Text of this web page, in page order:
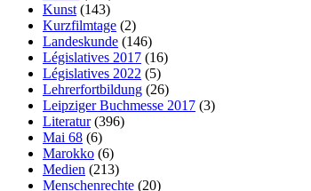
Kunst (143)
Kurzfilmtage (2)
Landeskunde (146)
Législatives 2017 (16)
Législatives 2022 (5)
Lehrerfortbildung (26)
Leipziger Buchmesse 2017 (3)
Literatur(396)
Mai 68 (6)
Marokko (6)
Medien (213)
Menschenrechte (20)